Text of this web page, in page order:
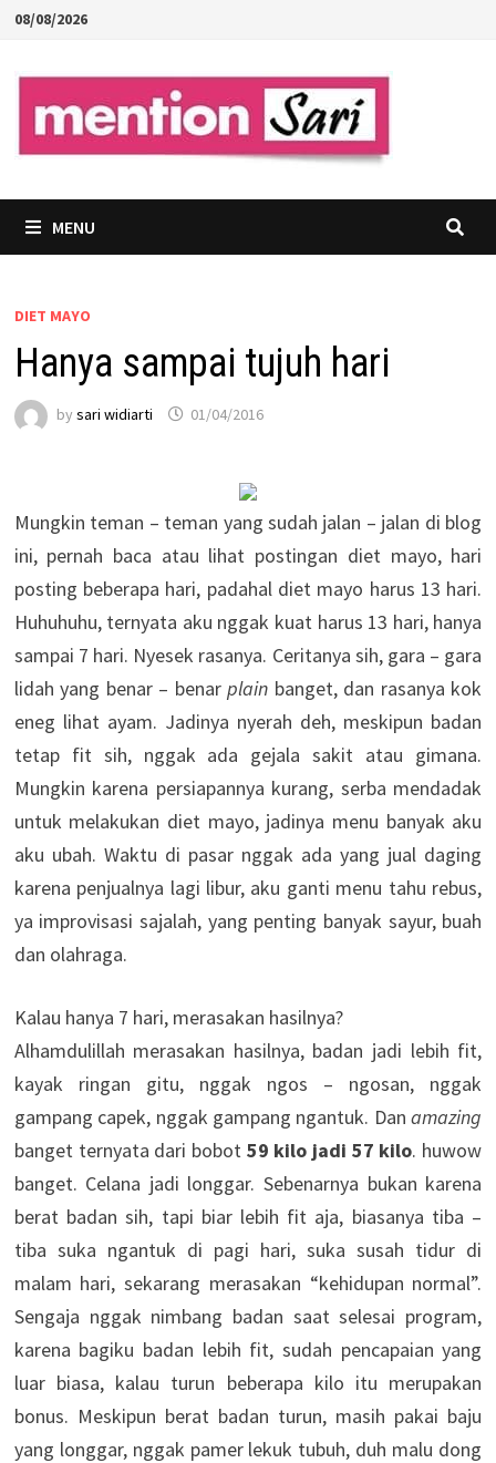
Skip
content
08/08/2026
MENU
DIET MAYO
Hanya sampai tujuh hari
by sari widiarti 01/04/2016
Mungkin teman – teman yang sudah jalan – jalan di blog
ini, pernah baca atau lihat postingan diet mayo, hari
posting beberapa hari, padahal diet mayo harus 13 hari.
Huhuhuhu, ternyata aku nggak kuat harus 13 hari, hanya
sampai 7 hari. Nyesek rasanya. Ceritanya sih, gara – gara
lidah yang benar – benarplain banget, dan rasanya kok
eneg lihat ayam. Jadinya nyerah deh, meskipun badan
tetap fit sih, nggak ada gejala sakit atau gimana.
Mungkin karena persiapannya kurang, serba mendadak
untuk melakukan diet mayo, jadinya menu banyak aku
aku ubah. Waktu di pasar nggak ada yang jual daging
karena penjualnya lagi libur, aku ganti menu tahu rebus,
ya improvisasi sajalah, yang penting banyak sayur, buah
dan olahraga.
Kalau hanya 7 hari, merasakan hasilnya?
Alhamdulillah merasakan hasilnya, badan jadi lebih fit,
kayak ringan gitu, nggak ngos – ngosan, nggak
gampang capek, nggak gampang ngantuk. Danamazing
banget ternyata dari bobot 59 kilo jadi 57 kilo. huwow
banget. Celana jadi longgar. Sebenarnya bukan karena
berat badan sih, tapi biar lebih fit aja, biasanya tiba –
tiba suka ngantuk di pagi hari, suka susah tidur di
malam hari, sekarang merasakan “kehidupan normal”.
Sengaja nggak nimbang badan saat selesai program,
karena bagiku badan lebih fit, sudah pencapaian yang
luar biasa, kalau turun beberapa kilo itu merupakan
bonus. Meskipun berat badan turun, masih pakai baju
yang longgar, nggak pamer lekuk tubuh, duh malu dong